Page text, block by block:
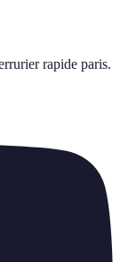
rapide paris.